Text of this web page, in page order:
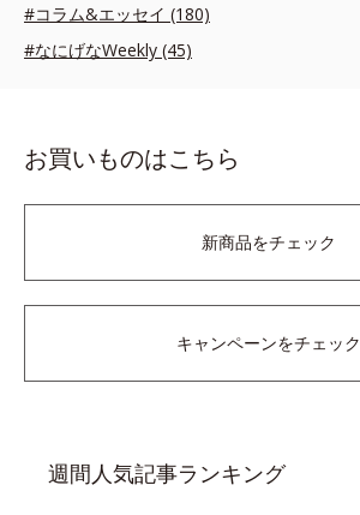
#コラム&エッセイ (180)
#なにげなWeekly (45)
お買いものはこちら
新商品をチェック
キャンペーンをチェック
週間人気記事ランキング